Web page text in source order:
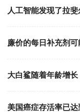
人工智能发现了拉
廉价的每日补充剂
大白鲨随着年龄增
美国癌症存活率已